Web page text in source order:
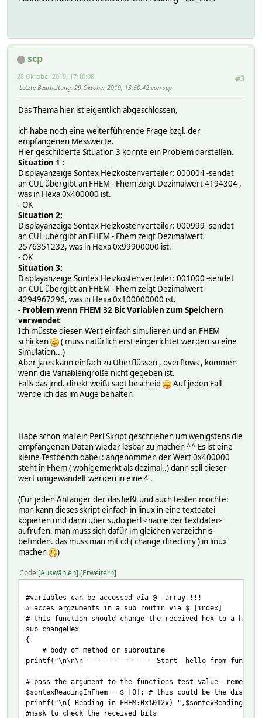
scp
#3
28 Oktober 2019, 17:10:08
Letzte Bearbeitung: 29 Oktober 2019, 13:50:42 von scp
Das Thema hier ist eigentlich abgeschlossen,
ich habe noch eine weiterführende Frage bzgl. der
empfangenen Messwerte.
Hier geschilderte Situation 3 könnte ein Problem darstellen.
Situation 1 :
Displayanzeige Sontex Heizkostenverteiler: 000004 -sendet
an CUL übergibt an FHEM - Fhem zeigt Dezimalwert 4194304 ,
was in Hexa 0x400000 ist.
- OK
Situation 2:
Displayanzeige Sontex Heizkostenverteiler: 000999 -sendet
an CUL übergibt an FHEM - Fhem zeigt Dezimalwert
2576351232, was in Hexa 0x99900000 ist.
- OK
Situation 3:
Displayanzeige Sontex Heizkostenverteiler: 001000 -sendet
an CUL übergibt an FHEM - Fhem zeigt Dezimalwert
4294967296, was in Hexa 0x‭100000000‬ ist.
- Problem wenn FHEM 32 Bit Variablen zum Speichern
verwendet
Ich müsste diesen Wert einfach simulieren und an FHEM
schicken
( muss natürlich erst eingerichtet werden so eine
Simulation...)
Aber ja es kann einfach zu Überflüssen , overflows , kommen
wenn die Variablengröße nicht gegeben ist.
Falls das jmd. direkt weißt sagt bescheid
Auf jeden Fall
werde ich das im Auge behalten
Habe schon mal ein Perl Skript geschrieben um wenigstens die
empfangenen Daten wieder lesbar zu machen ^^ Es ist eine
kleine Testbench dabei : angenommen der Wert 0x400000
steht in Fhem ( wohlgemerkt als dezimal..) dann soll dieser
wert umgewandelt werden in eine 4 .
(Für jeden Anfänger der das ließt und auch testen möchte:
man kann dieses skript einfach in linux in eine textdatei
kopieren und dann über sudo perl <name der textdatei>
aufrufen. man muss sich dafür im gleichen verzeichnis
befinden. das muss man mit cd ( change directory ) in linux
machen
)
Code Auswählen Erweitern
#variables can be accessed via @- array !!!
# acces argzuments in a sub routin via $_[index]
# this function should change the received hex to a
sub changeHex
{
# body of method or subroutine
printf("\n\n\n------------------Start hello from
# pass the argument to the functions test value-
$sontexReadingInFhem = $_[0]; # this could be the
printf("\n( Reading in FHEM:0x%012x)
#mask to check the received bits